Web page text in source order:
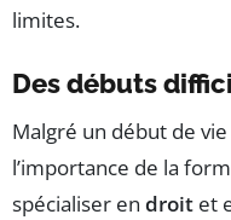
limites.
Des débuts
Malgré un début de
l’importance de la
spécialiser en droit et